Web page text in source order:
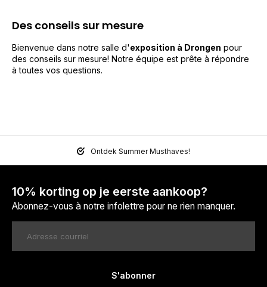
Des conseils sur mesure
Bienvenue dans notre salle d'exposition à Drongen pour
des conseils sur mesure! Notre équipe est prête à répondre
à toutes vos questions.
Ontdek Summer Musthaves!
10% korting op je eerste aankoop?
Abonnez-vous à notre infolettre pour ne rien manquer.
S'abonner